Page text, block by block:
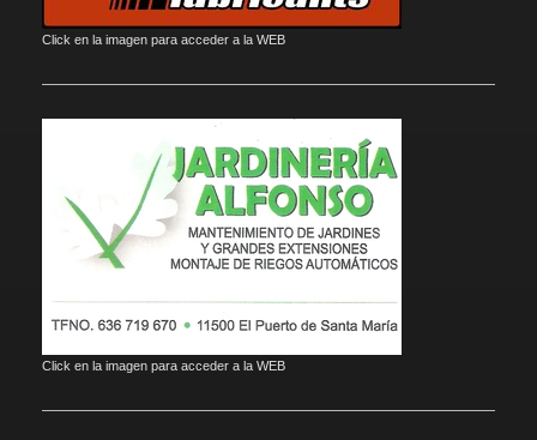
Click en la imagen para acceder a la WEB
Click en la imagen para acceder a la WEB